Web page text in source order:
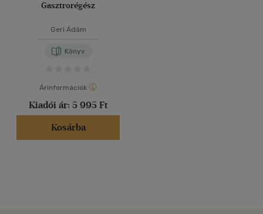
Gasztrorégész
Geri Ádám
Könyv
Árinformációk
Kiadói ár: 5 995 Ft
Kosárba